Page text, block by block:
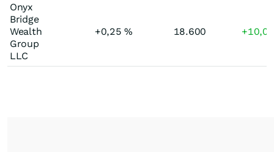
Onyx
Bridge
Wealth
Group
LLC
+0,25% 18.600